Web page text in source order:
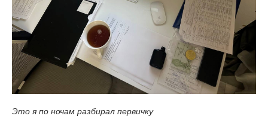
Это я по ночам разбирал первичку